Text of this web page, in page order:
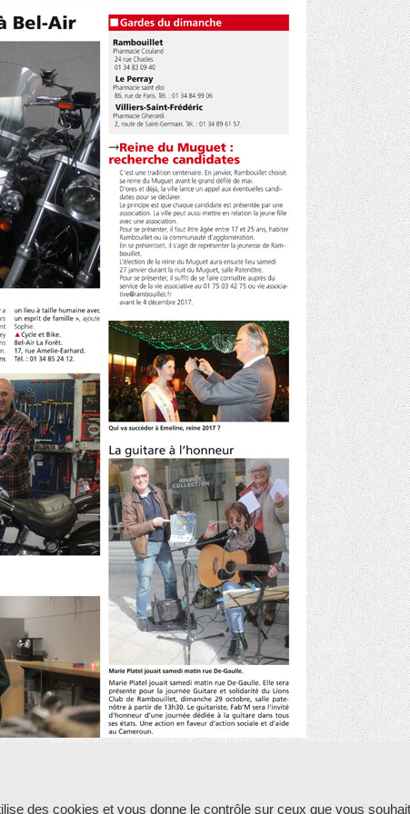
des cookies et vous donne le contrôle sur ceux que vous